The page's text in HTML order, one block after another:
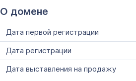
О домене
Дата первой регистрации
Дата регистрации
Дата выставления на продажу